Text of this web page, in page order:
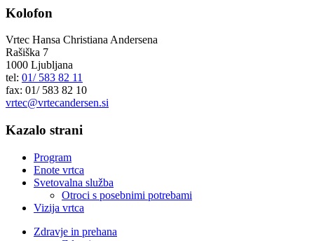
Kolofon
Vrtec Hansa Christiana Andersena
Rašiška 7
1000 Ljubljana
tel: 01/ 583 82 11
fax: 01/ 583 82 10
vrtec@vrtecandersen.si
Kazalo strani
Program
Enote vrtca
Svetovalna služba
Otroci s posebnimi potrebami
Vizija vrtca
Zdravje in prehana